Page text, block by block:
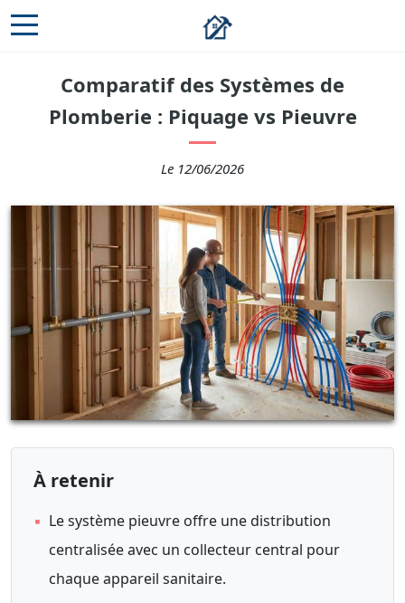
Comparatif des Systèmes de
Plomberie : Piquage vs Pieuvre
Le 12/06/2026
À retenir
▪ Le système pieuvre offre une distribution
centralisée avec un collecteur central pour
chaque appareil sanitaire.